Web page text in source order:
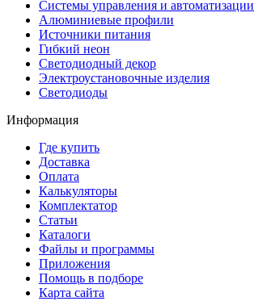
Системы управления и автоматизации
Алюминиевые профили
Источники питания
Гибкий неон
Светодиодный декор
Электроустановочные изделия
Светодиоды
Информация
Где купить
Доставка
Оплата
Калькуляторы
Комплектатор
Статьи
Каталоги
Файлы и программы
Приложения
Помощь в подборе
Карта сайта